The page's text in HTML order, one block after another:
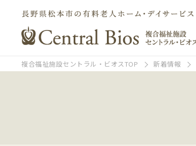
複合福祉施設セントラル・ビオスTOP 新着情報